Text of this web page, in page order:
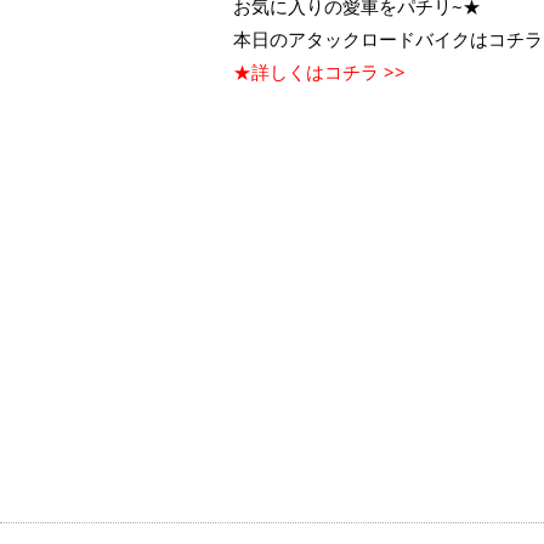
お気に入りの愛車をパチリ~★
本日のアタックロードバイクはコチ
★詳しくはコチラ >>